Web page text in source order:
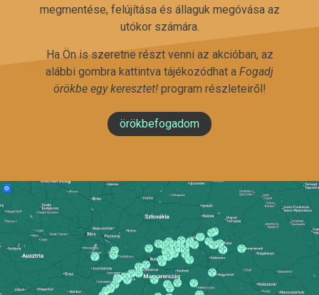
megmentése, felújítása és állaguk megóvása az
utókor számára.
Ha Ön is szeretne részt venni az akcióban, az
alábbi gombra kattintva tájékozódhat a Fogadj
örökbe egy keresztet!program részleteiről!
örökbefogadom